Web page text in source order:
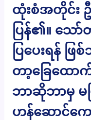
ထုံးစံအတိုင်း ဦ
ပြန်၏။ သေ
ပြပေးရန် ဖ
တာ့ခြေထော
ဘာဆိုဘာမှ မဖ
ဟန်ဆောင်က